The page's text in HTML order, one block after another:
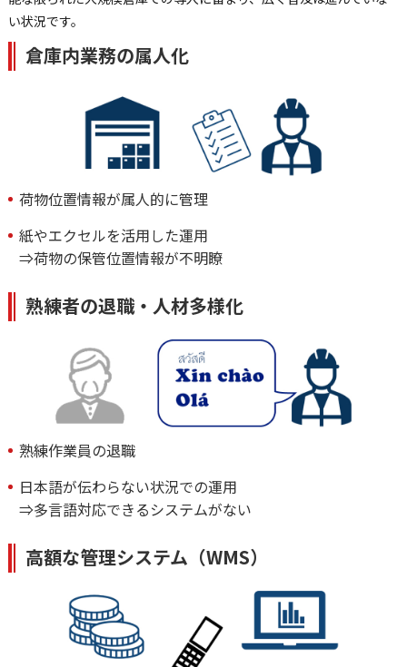
い状況です。
倉庫内業務の属人化
荷物位置情報が属人的に管理
紙やエクセルを活用した運用
⇒荷物の保管位置情報が不明瞭
熟練者の退職・人材多様化
熟練作業員の退職
日本語が伝わらない状況での運用
⇒多言語対応できるシステムがない
高額な管理システム（WMS）